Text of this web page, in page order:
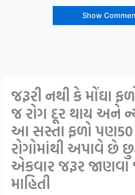
Show
જરૂરી નથી કે મોંઘા
જ રોગ દૂર થાય અને
આ સસ્તા ફળો પણ50
રોગોમાંથી અપાવે છે
એકવાર જરૂર
માહિતી